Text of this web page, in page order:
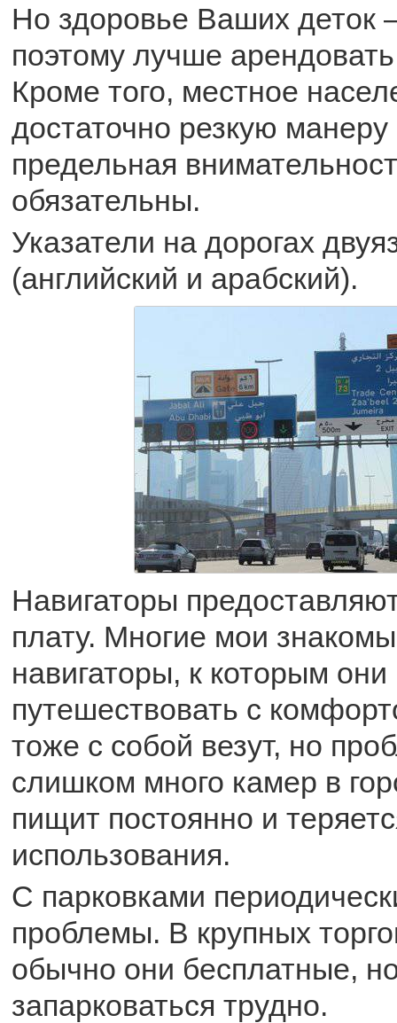
Но здоровье Ваших деток
поэтому лучше
Кроме того, местное
достаточно резкую
предельная
обязательны.
Указатели на дорогах
(английский и арабский).
Навигаторы
плату. Многие мои
навигаторы, к которым
путешествовать с
тоже с собой везут, но
слишком много камер в
пищит постоянно и
использования.
С парковками
проблемы. В крупных
обычно они бесплатные,
запарковаться трудно.